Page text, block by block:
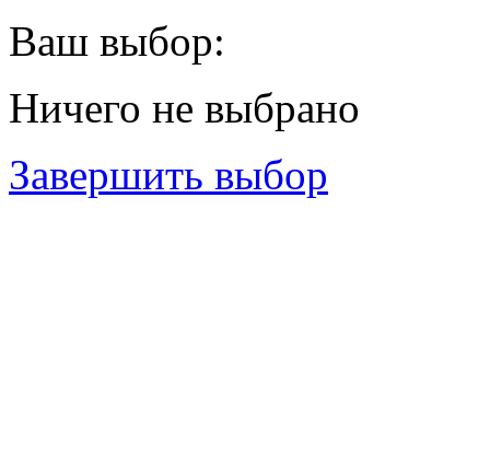
Ваш выбор:
Ничего не выбрано
Завершить выбор